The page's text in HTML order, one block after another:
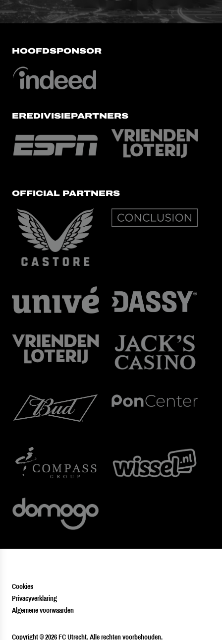
HOOFDSPONSOR
EREDIVISIEPARTNERS
OFFICIAL PARTNERS
Cookies
Privacyverklaring
Algemene voorwaarden
Copyright © 2026 FC Utrecht. Alle rechten voorbehouden.